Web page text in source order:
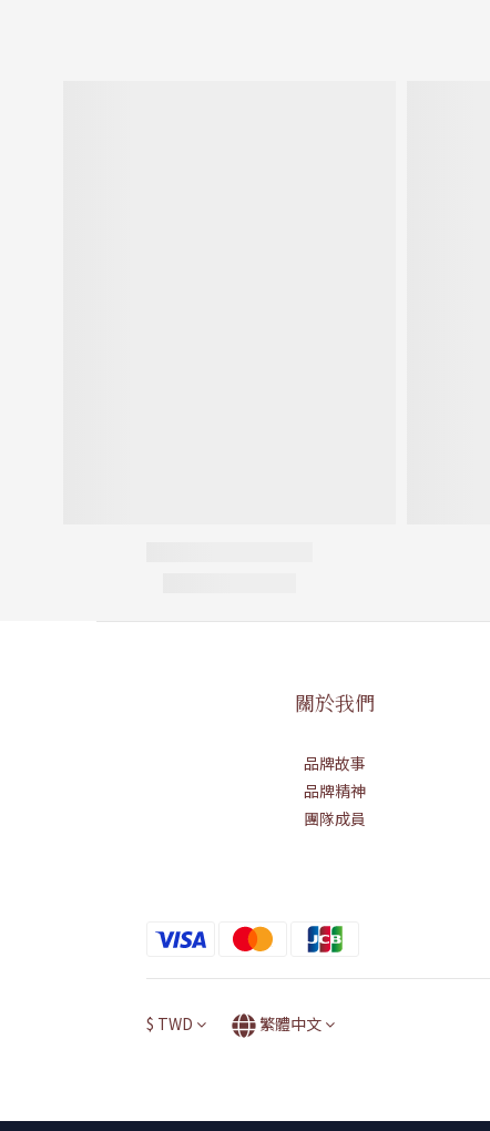
關於我們
品牌故事
品牌精神
團隊成員
$ TWD 繁體中文